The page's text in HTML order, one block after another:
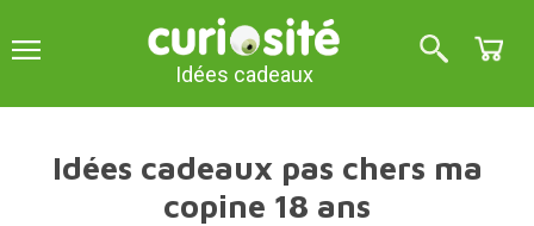
Idées cadeaux
Idées cadeaux pas chers ma
copine 18 ans